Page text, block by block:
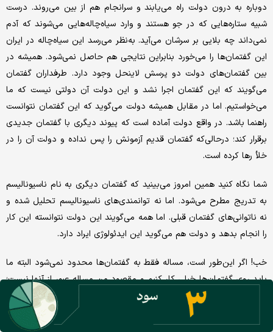
دوباره به درون دولت راه می‌یابند و سرانجام هم از بین می‌روند. درست
شبیه ستاره‌هایی که در جو هستند و وارد سیاه‌چاله‌‌هایی می‌شوند که آدم
نمی‌داند چه بلایی بر سرشان می‌آید. به‌نظر می‌رسد این سیاه‌چاله در ایران
این گفتمان‌ها را می‌خورد بنابراین نتایجی هم حاصل نمی‌شود. همیشه در
بین گفتمان‌های دولت دو پرسش لاینحل وجود دارد. طرفداران گفتمان
می‌گویند که این گفتمان اجرا نشد و این دولت آن دولتی نیست که ما
می‌خواستیم. اما در مقابل همیشه دولت می‌گوید که این گفتمان نتوانست
راهنما باشد. در واقع دولت آماده است که پیوند دیگری با گفتمان جدیدی
برقرار کند؛ درحالی‌که گفتمان قدیم آزمونش را پس نداده و دولت آن را در
خلأ رها کرده است.
شما نگاه کنید همین امروز می‌بینید که گفتمان دیگری به نام ناسیونالیسم
به تدریج مطرح می‌شود. اما نه توانمندی‌های ناسیونالیسم تحلیل شده و
نه ناتوانی‌های گفتمان قبلی. اما همه می‌گویند این دولت نتوانسته این کار
را انجام بدهد و دولت هم می‌گوید این ایدئولوژی ایراد دارد.
خب! اگر این‌طور است، مساله فقط به گفتمان‌ها محدود نمی‌شود البته ما
باید روی گفتمان‌ها خیلی کار کنیم و مقصود من مساله‌ عبور از آنها نیست؛
بلکه مساله اصلی این است که وقتی گفتمان‌ها را رصد می‌کنید، این
گفتمان‌ها مسیر حرکتشان به کدام طرف است؟ این گفتمان‌ها به طرف یک
سیاه‌چاله‌ای می‌روند که نه در آنجا انرژی‌ای وجود دارد و نه نوری تابیده